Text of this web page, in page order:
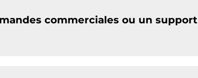
commerciales ou un support